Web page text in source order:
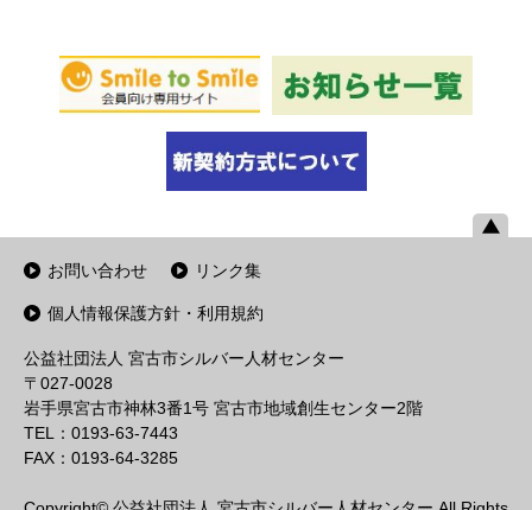
お問い合わせ リンク集
個人情報保護方針・利用規約
公益社団法人 宮古市シルバー人材センター
〒027-0028
岩手県宮古市神林3番1号 宮古市地域創生センター2階
TEL：0193-63-7443
FAX：0193-64-3285